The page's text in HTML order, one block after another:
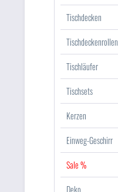
Tischdecken
Tischdeckenrollen
Tischläufer
Tischsets
Kerzen
Einweg-Geschirr
Sale %
Deko